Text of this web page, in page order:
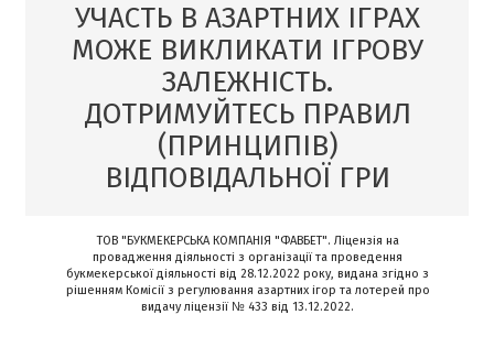
УЧАСТЬ В АЗАРТНИХ ІГРАХ
МОЖЕ ВИКЛИКАТИ ІГРОВУ
ЗАЛЕЖНІСТЬ.
ДОТРИМУЙТЕСЬ ПРАВИЛ
(ПРИНЦИПІВ)
ВІДПОВІДАЛЬНОЇ ГРИ
ТОВ "БУКМЕКЕРСЬКА КОМПАНІЯ "ФАВБЕТ". Ліцензія на
провадження діяльності з організації та проведення
букмекерської діяльності від 28.12.2022 року, видана згідно з
рішенням Комісії з регулювання азартних ігор та лотерей про
видачу ліцензії № 433 від 13.12.2022.